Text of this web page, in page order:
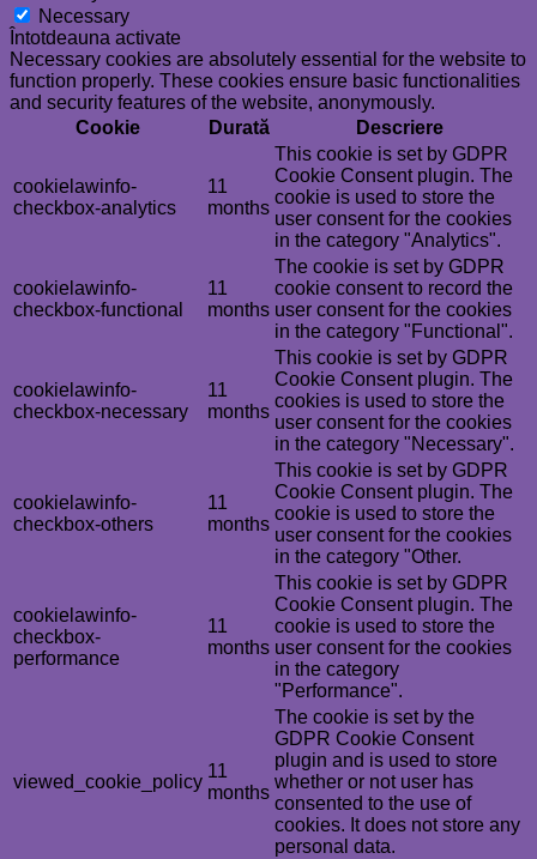
Necessary
Întotdeauna activate
Necessary cookies are absolutely essential for the website to
function properly. These cookies ensure basic functionalities
and security features of the website, anonymously.
Cookie
Durată Descriere
cookielawinfo-
checkbox-analytics
11
months
This cookie is set by GDPR
Cookie Consent plugin. The
cookie is used to store the
user consent for the cookies
in the category "Analytics".
cookielawinfo-
checkbox-functional
11
months
The cookie is set by GDPR
cookie consent to record the
user consent for the cookies
in the category "Functional".
cookielawinfo-
checkbox-necessary
11
months
This cookie is set by GDPR
Cookie Consent plugin. The
cookies is used to store the
user consent for the cookies
in the category "Necessary".
cookielawinfo-
checkbox-others
11
months
This cookie is set by GDPR
Cookie Consent plugin. The
cookie is used to store the
user consent for the cookies
in the category "Other.
cookielawinfo-
checkbox-
performance
11
months
This cookie is set by GDPR
Cookie Consent plugin. The
cookie is used to store the
user consent for the cookies
in the category
"Performance".
viewed_cookie_policy
11
months
The cookie is set by the
GDPR Cookie Consent
plugin and is used to store
whether or not user has
consented to the use of
cookies. It does not store any
personal data.